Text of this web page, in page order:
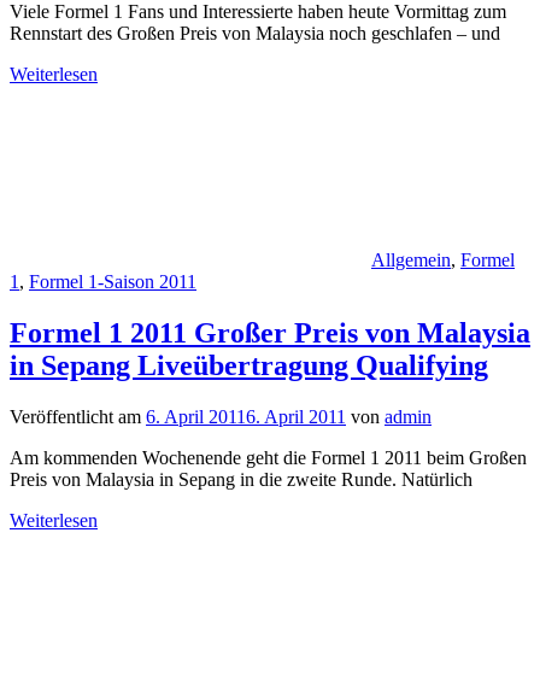
Viele Formel 1 Fans und Interessierte haben heute Vormittag zum
Rennstart des Großen Preis von Malaysia noch geschlafen – und
Weiterlesen
Allgemein, Formel
1, Formel 1-Saison 2011
Formel 1 2011 Großer Preis von Malaysia
in Sepang Liveübertragung Qualifying
Veröffentlicht am 6. April 20116. April 2011 von admin
Am kommenden Wochenende geht die Formel 1 2011 beim Großen
Preis von Malaysia in Sepang in die zweite Runde. Natürlich
Weiterlesen